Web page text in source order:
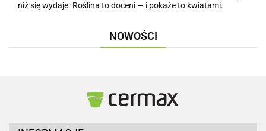
niż się wydaje. Roślina to doceni — i pokaże to kwiatami.
NOWOŚCI